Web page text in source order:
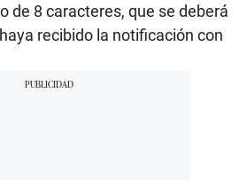
de 8 caracteres, que se deberá
recibido la notificación con